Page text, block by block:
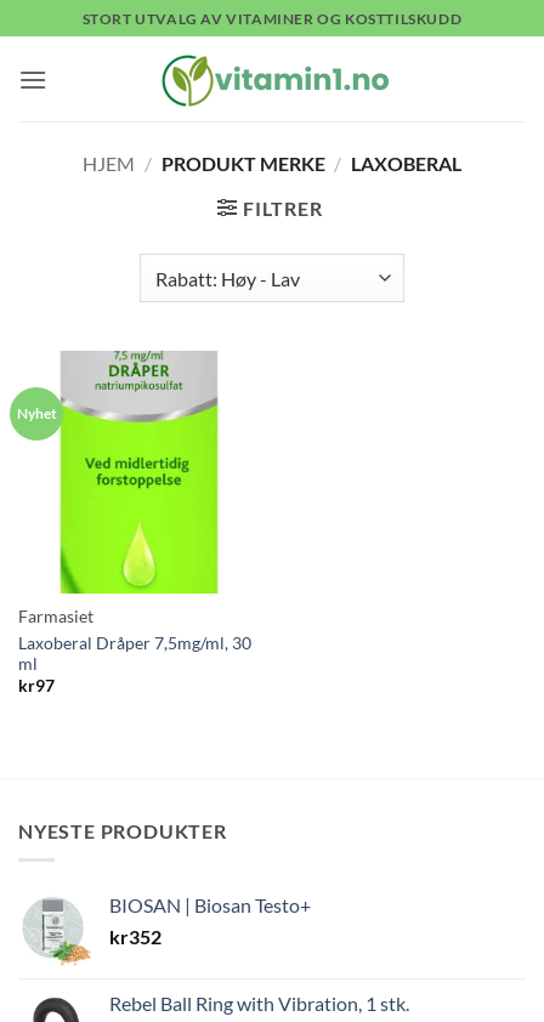
to
content
STORT UTVALG AV VITAMINER OG KOSTTILSKUDD
HJEM / PRODUKT MERKE / LAXOBERAL
FILTRER
Farmasiet
Laxoberal Dråper 7,5mg/ml, 30
ml
kr97
NYESTE PRODUKTER
BIOSAN | Biosan Testo+
kr352
Rebel Ball Ring with Vibration, 1 stk.